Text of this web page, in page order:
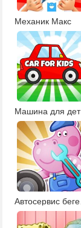
Механик Макс